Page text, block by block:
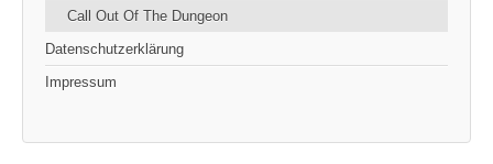
Call Out Of The Dungeon
Datenschutzerklärung
Impressum